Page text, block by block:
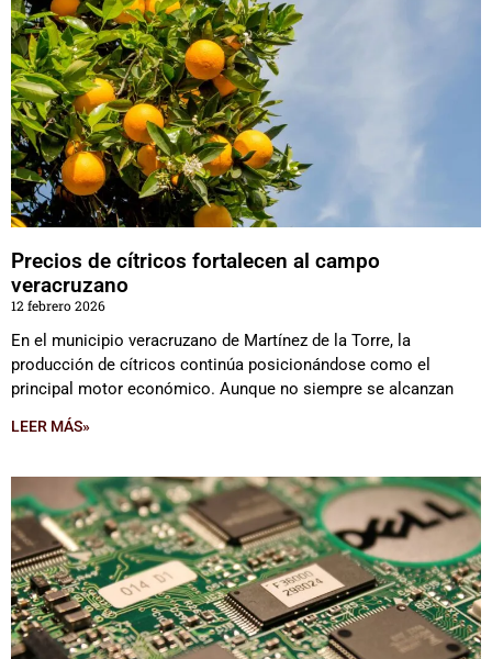
Precios de cítricos fortalecen al campo
veracruzano
12 febrero 2026
En el municipio veracruzano de Martínez de la Torre, la
producción de cítricos continúa posicionándose como el
principal motor económico. Aunque no siempre se alcanzan
LEER MÁS»